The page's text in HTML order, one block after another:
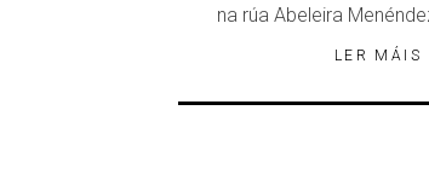
na rúa Abeleira
LER MÁIS